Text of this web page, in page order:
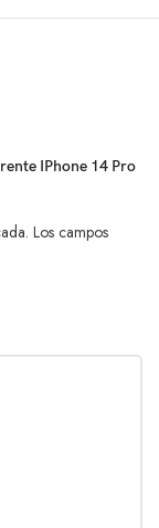
tu iPhone 14 Pro
IPhone 14 Pro
Los campos